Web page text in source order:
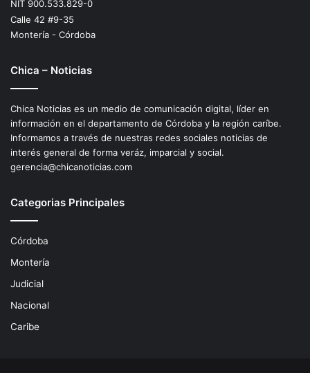
NIT 900.533.829-0
Calle 42 #9-35
Montería - Córdoba
Chica – Noticias
Chica Noticias es un medio de comunicación digital, líder en
información en el departamento de Córdoba y la región caríbe.
Informamos a través de nuestras redes sociales noticias de
interés general de forma veráz, imparcial y social.
gerencia@chicanoticias.com
Categorias Principales
Córdoba
Montería
Judicial
Nacional
Caribe